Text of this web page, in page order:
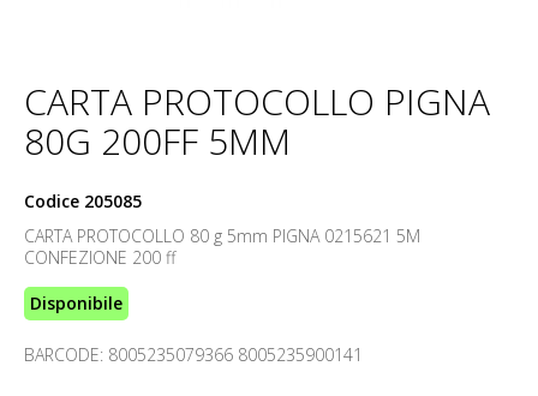
CARTA PROTOCOLLO PIGNA
80G 200FF 5MM
Codice 205085
CARTA PROTOCOLLO 80 g 5mm PIGNA 0215621 5M
CONFEZIONE 200 ff
Disponibile
BARCODE: 8005235079366 8005235900141